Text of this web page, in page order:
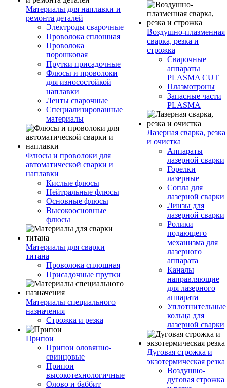
Материалы для наплавки и
ремонта деталей
Электроды сварочные
Проволока сплошная
Проволока
порошковая
Прутки присадочные
Флюсы и проволоки
для износостойкой
наплавки
Ленты сварочные
Специализированные
материалы
Флюсы и проволоки для
автоматической сварки и
наплавки
Кислые флюсы
Нейтральные флюсы
Основные флюсы
Высокоосновные
флюсы
Материалы для сварки
титана
Проволока сплошная
Присадочные прутки
Материалы специального
назначения
Строжка и резка
Припои
Припои оловянно-
свинцовые
Припои
высокотехнологичные
Олово и баббит
Воздушно-плазменная
сварка, резка и
строжка
Сварочные
аппараты
PLASMA CUT
Плазмотроны
Запасные части
PLASMA
Лазерная сварка, резка
и очистка
Аппараты
лазерной сварки
Горелки
лазерные
Сопла для
лазерной сварки
Линзы для
лазерной сварки
Ролики
подающего
механизма для
лазерного
аппарата
Каналы
направляющие
для лазерного
аппарата
Уплотнительные
кольца для
лазерной сварки
Дуговая строжка и
экзотермическая резка
Воздушно-
дуговая строжка